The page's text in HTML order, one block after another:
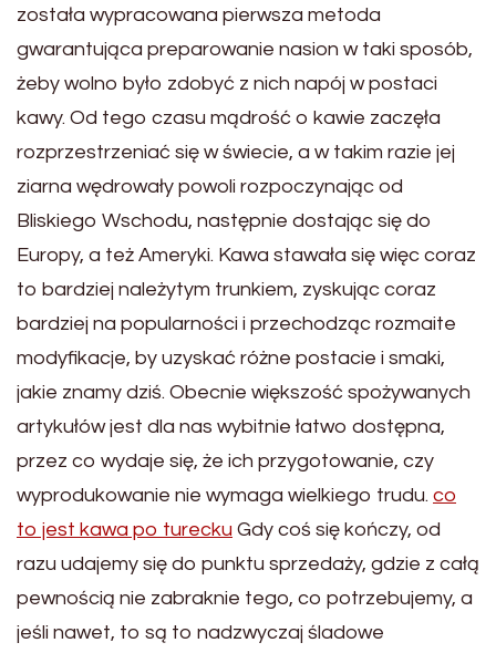
została wypracowana pierwsza metoda
gwarantująca preparowanie nasion w taki sposób,
żeby wolno było zdobyć z nich napój w postaci
kawy. Od tego czasu mądrość o kawie zaczęła
rozprzestrzeniać się w świecie, a w takim razie jej
ziarna wędrowały powoli rozpoczynając od
Bliskiego Wschodu, następnie dostając się do
Europy, a też Ameryki. Kawa stawała się więc coraz
to bardziej należytym trunkiem, zyskując coraz
bardziej na popularności i przechodząc rozmaite
modyfikacje, by uzyskać różne postacie i smaki,
jakie znamy dziś. Obecnie większość spożywanych
artykułów jest dla nas wybitnie łatwo dostępna,
przez co wydaje się, że ich przygotowanie, czy
wyprodukowanie nie wymaga wielkiego trudu. co
to jest kawa po turecku Gdy coś się kończy, od
razu udajemy się do punktu sprzedaży, gdzie z całą
pewnością nie zabraknie tego, co potrzebujemy, a
jeśli nawet, to są to nadzwyczaj śladowe